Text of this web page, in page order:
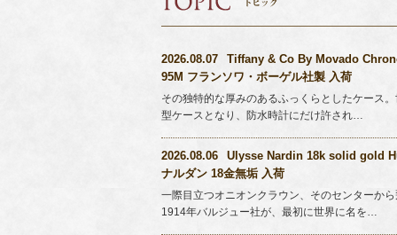
2026.08.07
Tiffany & Co By Movado
95M フランソワ・ボーゲル社製 入荷
その独特的な厚みのあるふっくらとしたケース
型ケースとなり、防水時計にだけ許され…
2026.08.06
Ulysse Nardin 18k solid gold
ナルダン 18金無垢 入荷
一際目立つオニオンクラウン、そのセンターか
1914年バルジュー社が、最初に世界に名を…